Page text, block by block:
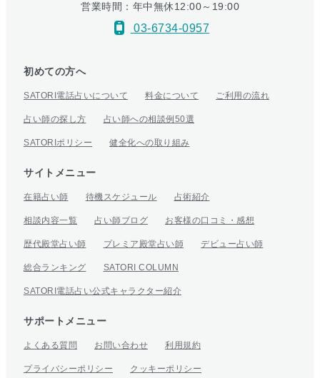
営業時間：年中無休12:00～19:00
03-6734-0957
初めての方へ
SATORI電話占いについて 料金について ご利用の流れ
占い師の探し方 占い師への相談例50選
SATORIポリシー 健全化への取り組み
サイトメニュー
在籍占い師 待機スケジュール 占術紹介
相談内容一覧 占い師ブログ お客様の口コミ・感想
歴代殿堂占い師 プレミア殿堂占い師 デビュー占い師
総合ランキング SATORI COLUMN
SATORI電話占い公式キャラクター紹介
サポートメニュー
よくある質問 お問い合わせ 利用規約
プライバシーポリシー クッキーポリシー